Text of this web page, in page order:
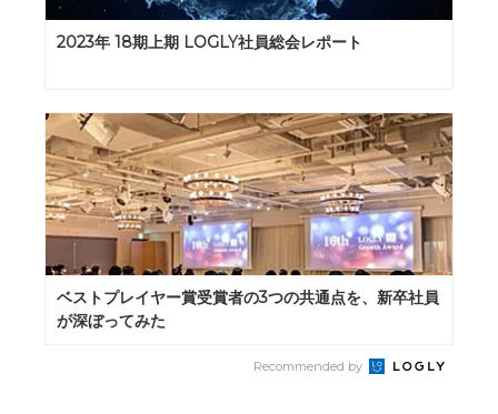
2023年 18期上期 LOGLY社員総会レポート
ベストプレイヤー賞受賞者の3つの共通点を、新卒社員
が深ぼってみた
Recommended by